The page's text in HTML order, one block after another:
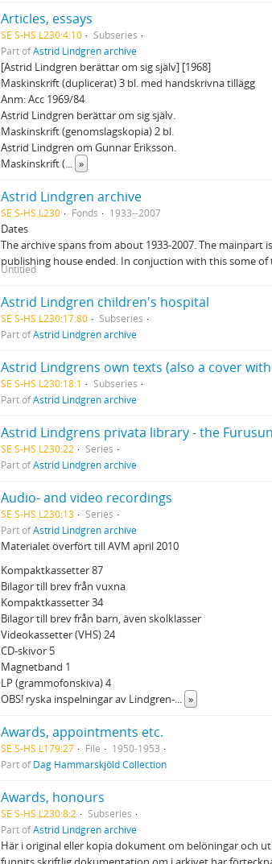
Articles, essays
SE S-HS L230:4:10
Subseries
Part ofAstrid Lindgren archive
[Astrid Lindgren berättar om sig själv] [1968]
Maskinskrift (duplicerat) 3 bl. med handskrivna tillägg
Anm: Acc 1969/84
Astrid Lindgren berättar om sig själv.
Maskinskrift (genomslagskopia) 2 bl.
Astrid Lindgren om Gunnar Eriksson.
Maskinskrift (
»
Astrid Lindgren archive
SE S-HS L230 Fonds 1933--2007
Dates
The archive spans from about 1933-2007. The
publishing house ended. In conjuction with this some
Untitled
Astrid Lindgren children's hospital
SE S-HS L230:17:80
Subseries
Part ofAstrid Lindgren archive
Astrid Lindgrens own texts (also a cover
SE S-HS L230:18:1
Subseries
Part ofAstrid Lindgren archive
Astrid Lindgrens privata library - the
SE S-HS L230:22
Series
Part ofAstrid Lindgren archive
Audio- and video recordings
SE S-HS L230:13
Series
Part ofAstrid Lindgren archive
Materialet överfört till AVM april 2010
Kompaktkassetter 87
Bilagor till brev från vuxna
Kompaktkassetter 34
Bilagor till brev från barn, även skolklasser
Videokassetter (VHS) 24
CD-skivor 5
Magnetband 1
LP (grammofonskiva) 4
OBS! ryska inspelningar av Lindgren-
»
Awards, appointments etc.
SE S-HS L179:27 File
1950-1953
Part ofDag Hammarskjöld Collection
Awards, honours
SE S-HS L230:8:2
Subseries
Part ofAstrid Lindgren archive
Här i original eller kopia dokument om belöningar och